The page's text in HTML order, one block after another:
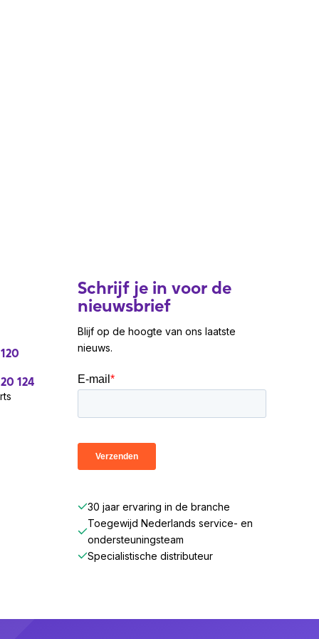
124
Schrijf je in voor de
nieuwsbrief
Blijf op de hoogte van ons laatste
nieuws.
30 jaar ervaring in de branche
Toegewijd Nederlands service- en
ondersteuningsteam
Specialistische distributeur